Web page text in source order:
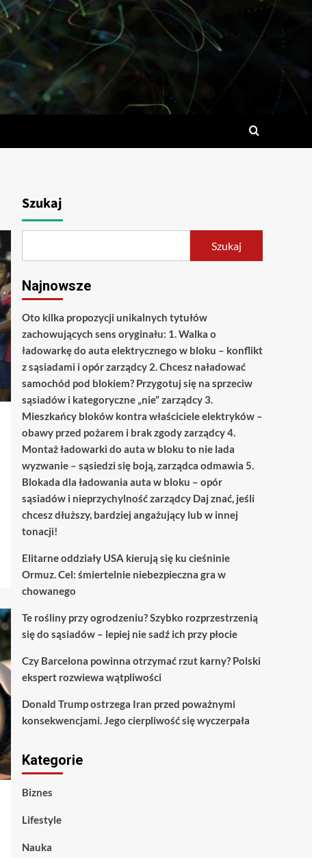
Szukaj
Szukaj
Najnowsze
Oto kilka propozycji unikalnych tytułów
zachowujących sens oryginału: 1. Walka o
ładowarkę do auta elektrycznego w bloku – konflikt
z sąsiadami i opór zarządcy 2. Chcesz naładować
samochód pod blokiem? Przygotuj się na sprzeciw
sąsiadów i kategoryczne „nie” zarządcy 3.
Mieszkańcy bloków kontra właściciele elektryków –
obawy przed pożarem i brak zgody zarządcy 4.
Montaż ładowarki do auta w bloku to nie lada
wyzwanie – sąsiedzi się boją, zarządca odmawia 5.
Blokada dla ładowania auta w bloku – opór
sąsiadów i nieprzychylność zarządcy Daj znać, jeśli
chcesz dłuższy, bardziej angażujący lub w innej
tonacji!
Elitarne oddziały USA kierują się ku cieśninie
Ormuz. Cel: śmiertelnie niebezpieczna gra w
chowanego
Te rośliny przy ogrodzeniu? Szybko rozprzestrzenią
się do sąsiadów – lepiej nie sadź ich przy płocie
Czy Barcelona powinna otrzymać rzut karny? Polski
ekspert rozwiewa wątpliwości
Donald Trump ostrzega Iran przed poważnymi
konsekwencjami. Jego cierpliwość się wyczerpała
Kategorie
Biznes
Lifestyle
Nauka